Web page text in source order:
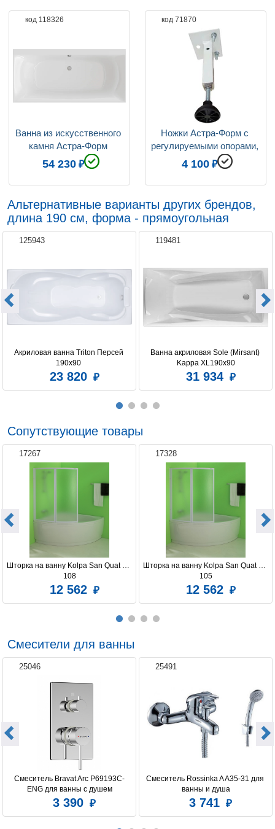
код 118326
Ванна из искусственного
камня Астра-Форм
Геркулес 190x90, без
54 230
код 71870
Ножки Астра-Форм с
регулируемыми опорами,
4 шт
4 100
Альтернативные варианты других брендов,
длина 190 см, форма - прямоугольная
125943
Акриловая ванна Triton Персей
190x90
23 820
119481
Ванна акриловая Sole (Mirsant)
Kappa XL190x90
31 934
Сопутствующие товары
17267
Шторка на ванну Kolpa San Quat TP
108
12 562
17328
Шторка на ванну Kolpa San Quat TP
105
12 562
Смесители для ванны
25046
Смеситель Bravat Arc P69193C-
ENG для ванны с душем
3 390
25491
Смеситель Rossinka A A35-31 для
ванны и душа
3 741